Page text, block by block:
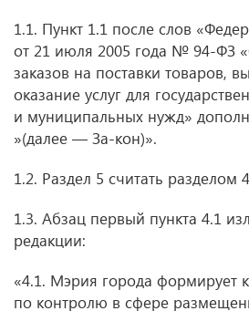
1.1. Пункт 1.1 после слов
от 21 июля 2005 года № 94-ФЗ
заказов на поставки товаров,
оказание услуг для
и муниципальных нужд»
»(далее — За-кон)».
1.2. Раздел 5 считать разделом
1.3. Абзац первый пункта 4.1
редакции:
«4.1. Мэрия города формирует
по контролю в сфере